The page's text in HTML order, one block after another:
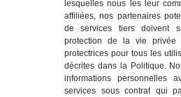
lesquelles nous les leur
affiliées, nos partenaires
de services tiers doivent
protection de la vie
protectrices pour tous les
décrites dans la Politique.
informations personnelles
services sous contrat qui